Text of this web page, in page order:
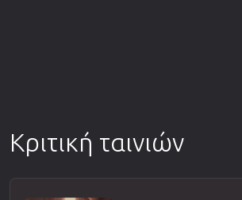
Κριτική ταινιών